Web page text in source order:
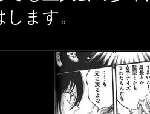
します。